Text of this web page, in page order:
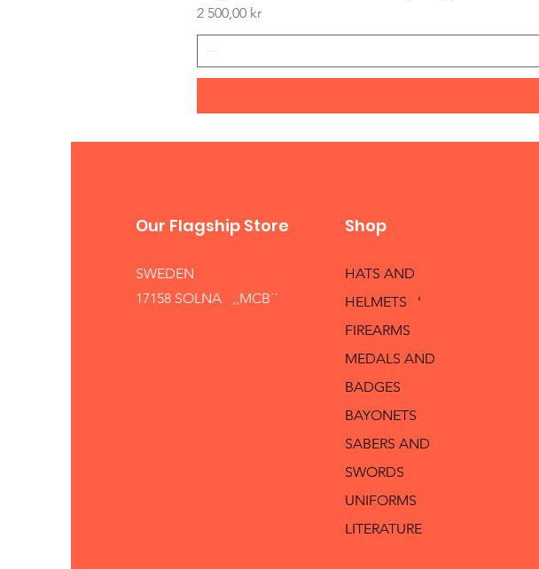
Pris
2 500,00 kr
Our Flagship Store
SWEDEN
17158 SOLNA ,,MCB´´
Shop
HATS AND
HELMETS '
FIREARMS
MEDALS AND
BADGES
BAYONETS
SABERS AND
SWORDS
UNIFORMS
LITERATURE